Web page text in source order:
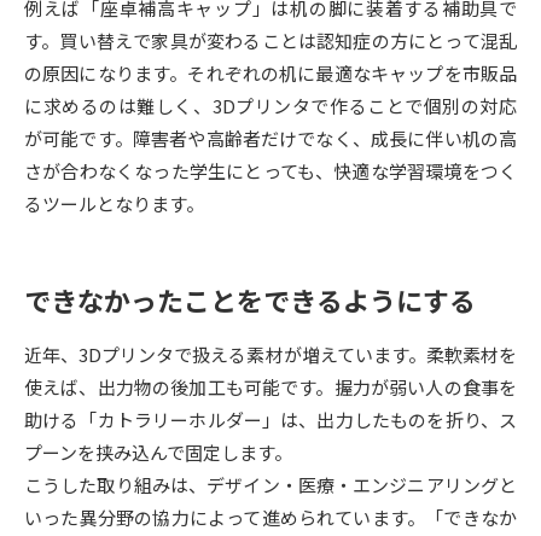
受験準備 資料検索
志望校・出願校を調べる
先輩が入学を決めた理由 テレメール全国一斉進学調査
新生活お役立ちガイド
学問発見 学問検索
例えば「座卓補高キャップ」は机の脚に装着する補助具で
す。買い替えで家具が変わることは認知症の方にとって混乱
の原因になります。それぞれの机に最適なキャップを市販品
に求めるのは難しく、3Dプリンタで作ることで個別の対応
が可能です。障害者や高齢者だけでなく、成長に伴い机の高
さが合わなくなった学生にとっても、快適な学習環境をつく
るツールとなります。
できなかったことをできるようにする
近年、3Dプリンタで扱える素材が増えています。柔軟素材を
使えば、出力物の後加工も可能です。握力が弱い人の食事を
助ける「カトラリーホルダー」は、出力したものを折り、ス
プーンを挟み込んで固定します。
こうした取り組みは、デザイン・医療・エンジニアリングと
いった異分野の協力によって進められています。「できなか